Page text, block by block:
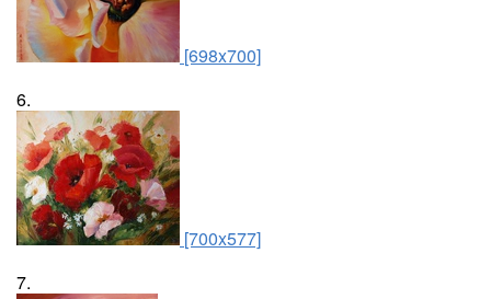
[698x700]
6.
[700x577]
7.